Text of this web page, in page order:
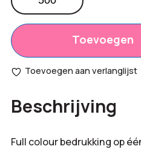
Productprijs:
Totaal
opties:
€0,00
totaal:
handwaaier
aantal
Toevoegen
Toevoegen aan verlanglijst
Beschrijving
Full colour bedrukking op